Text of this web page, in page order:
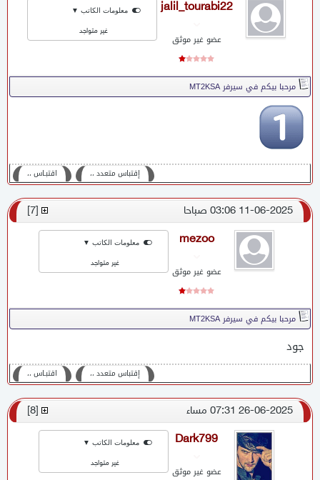
jalil_tourabi22
عضو غير موثق
معلومات الكاتب ▼
غير متواجد
مرحبا بيكم في سيرفر MT2KSA
اقتبـاس ،، إقتباس متعدد ،،
11-06-2025 03:06 صباحا [
7
mezoo
عضو غير موثق
معلومات الكاتب ▼
غير متواجد
مرحبا بيكم في سيرفر MT2KSA
جود
اقتبـاس ،، إقتباس متعدد ،،
26-06-2025 07:31 مساء [
8
Dark799
عضو غير موثق
معلومات الكاتب ▼
غير متواجد